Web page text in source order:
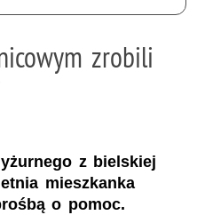
zrobili
z bielskiej
mieszkanka
o pomoc.